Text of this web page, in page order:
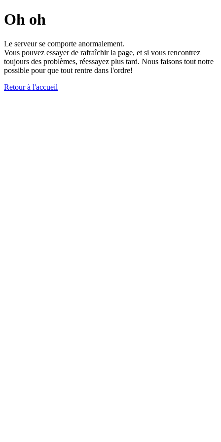
Oh oh
Le serveur se comporte anormalement.
Vous pouvez essayer de rafraîchir la page, et si vous rencontrez
toujours des problèmes, réessayez plus tard. Nous faisons tout notre
possible pour que tout rentre dans l'ordre!
Retour à l'accueil